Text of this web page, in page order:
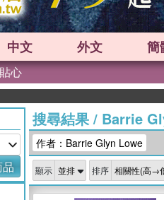
中文 外文 簡
心
品
搜尋結果/ Barrie
作者：Barrie Glyn Lowe
顯示 排序